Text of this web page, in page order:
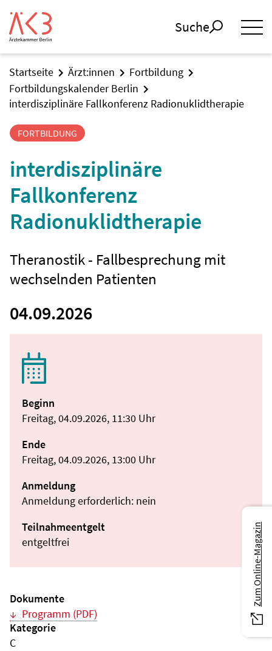
Suche
Startseite Ärzt:innen
Fortbildung
Fortbildungskalender Berlin
interdisziplinäre Fallkonferenz Radionuklidtherapie
FORTBILDUNG
interdisziplinäre
Fallkonferenz
Radionuklidtherapie
Theranostik - Fallbesprechung mit
wechselnden Patienten
04.09.2026
Beginn
Freitag, 04.09.2026, 11:30 Uhr
Ende
Freitag, 04.09.2026, 13:00 Uhr
Anmeldung
Anmeldung erforderlich: nein
Teilnahmeentgelt
entgeltfrei
Dokumente
Programm (PDF)
Kategorie
C
Zum Online-Magazin